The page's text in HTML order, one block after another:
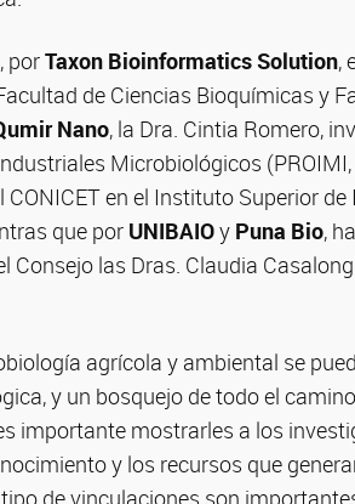
porTaxon Bioinformatics Solution,
de Ciencias Bioquímicas y
Nano, la Dra. Cintia Romero,
Microbiológicos (PROIMI,
CONICET en el Instituto Superior
que por UNIBAIOy Puna Bio,
las Dras. Claudia
agrícola y ambiental se
y un bosquejo de todo el
importante mostrarles a los
y los recursos que
de vinculaciones son